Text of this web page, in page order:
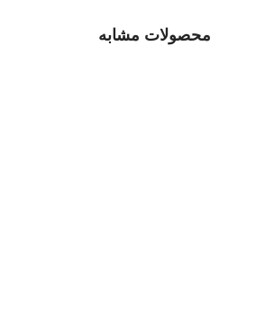
محصولات مشابه